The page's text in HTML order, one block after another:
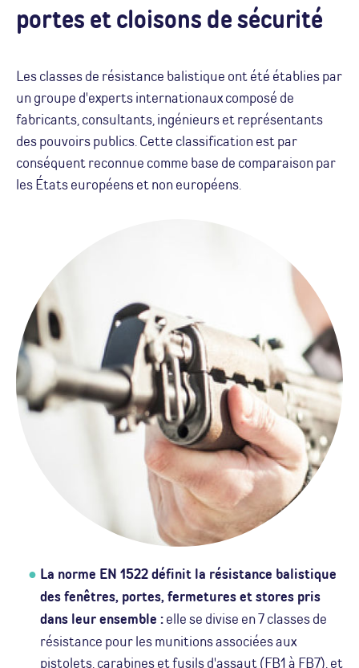
portes et cloisons de sécurité
Les classes de résistance balistique ont été établies par
un groupe d'experts internationaux composé de
fabricants, consultants, ingénieurs et représentants
des pouvoirs publics. Cette classification est par
conséquent reconnue comme base de comparaison par
les États européens et non européens.
La norme EN 1522 définit la résistance balistique
des fenêtres, portes, fermetures et stores pris
dans leur ensemble :elle se divise en 7 classes de
résistance pour les munitions associées aux
pistolets, carabines et fusils d'assaut (FB1 à FB7), et